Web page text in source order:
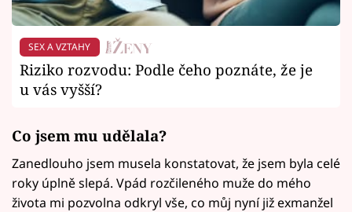
SEX A VZTAHY
Riziko rozvodu: Podle čeho poznáte, že je
u vás vyšší?
Co jsem mu udělala?
Zanedlouho jsem musela konstatovat, že jsem byla celé
roky úplně slepá. Vpád rozčileného muže do mého
života mi pozvolna odkryl vše, co můj nyní již exmanžel